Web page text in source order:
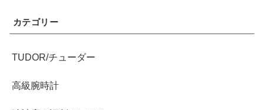
カテゴリー
TUDOR/チューダー
高級腕時計